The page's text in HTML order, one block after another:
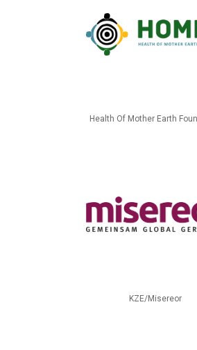
Health Of Mother Earth
KZE/Misereor